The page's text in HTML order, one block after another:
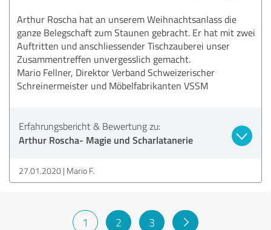
Arthur Roscha hat an unserem Weihnachtsanlass die
ganze Belegschaft zum Staunen gebracht. Er hat mit zwei
Auftritten und anschliessender Tischzauberei unser
Zusammentreffen unvergesslich gemacht.
Mario Fellner, Direktor Verband Schweizerischer
Schreinermeister und Möbelfabrikanten VSSM
Erfahrungsbericht & Bewertung zu:
Arthur Roscha- Magie und Scharlatanerie
27.01.2020 Mario F.
1 2 3